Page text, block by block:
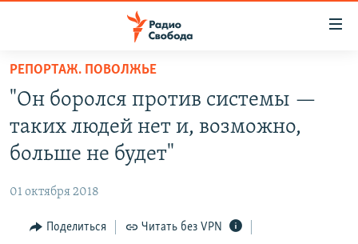
упрощенного
доступа
основному
Вернутся
ПРОГРАММЫ
ПОДКАСТЫ
АВТОРСКИЕ ПРОЕКТЫ
МНЕНИЯ
КУЛЬТУРА
РЕПОРТАЖ. ПОВОЛЖЬЕ
"Он боролся против системы —
таких людей нет и, возможно,
больше не будет"
01 октября 2018
Поделиться Читать без VPN